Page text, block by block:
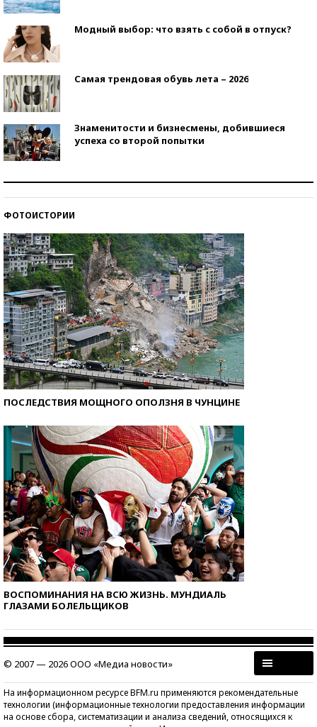
Модный выбор: что взять с собой в отпуск?
Самая трендовая обувь лета – 2026
Знаменитости и бизнесмены, добившиеся
успеха со второй попытки
ФОТОИСТОРИИ
ПОСЛЕДСТВИЯ МОЩНОГО ОПОЛЗНЯ В ЧУНЦИНЕ
ВОСПОМИНАНИЯ НА ВСЮ ЖИЗНЬ. МУНДИАЛЬ
ГЛАЗАМИ БОЛЕЛЬЩИКОВ
© 2007 — 2026 ООО «Медиа новости»
На информационном ресурсе BFM.ru применяются рекомендательные
технологии (информационные технологии предоставления информации
на основе сбора, систематизации и анализа сведений, относящихся к